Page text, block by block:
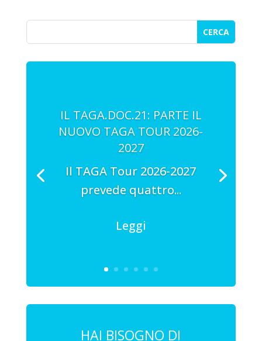
IL TAGA.DOC.21: PARTE IL
NUOVO TAGA TOUR 2026-
2027
Il TAGA Tour 2026-2027
prevede quattro...
Leggi
HAI BISOGNO DI